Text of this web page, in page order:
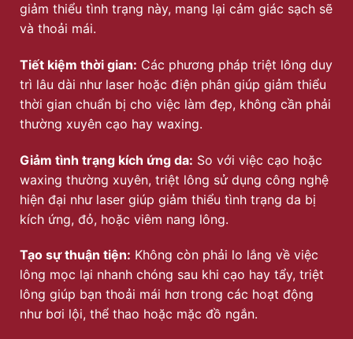
giảm thiểu tình trạng này, mang lại cảm giác sạch sẽ
và thoải mái.
Tiết kiệm thời gian: Các phương pháp triệt lông duy
trì lâu dài như laser hoặc điện phân giúp giảm thiểu
thời gian chuẩn bị cho việc làm đẹp, không cần phải
thường xuyên cạo hay waxing.
Giảm tình trạng kích ứng da: So với việc cạo hoặc
waxing thường xuyên, triệt lông sử dụng công nghệ
hiện đại như laser giúp giảm thiểu tình trạng da bị
kích ứng, đỏ, hoặc viêm nang lông.
Tạo sự thuận tiện: Không còn phải lo lắng về việc
lông mọc lại nhanh chóng sau khi cạo hay tẩy, triệt
lông giúp bạn thoải mái hơn trong các hoạt động
như bơi lội, thể thao hoặc mặc đồ ngắn.